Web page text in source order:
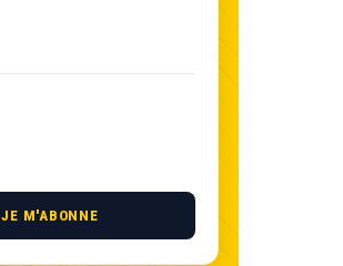
JE M'ABONNE